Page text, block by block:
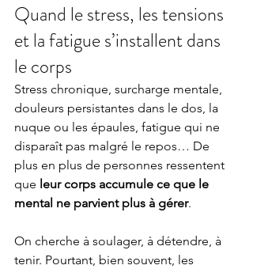
Quand le stress, les tensions
et la fatigue s’installent dans
le corps
Stress chronique, surcharge mentale,
douleurs persistantes dans le dos, la
nuque ou les épaules, fatigue qui ne
disparaît pas malgré le repos… De
plus en plus de personnes ressentent
que leur corps accumule ce que le
mental ne parvient plus à gérer.
On cherche à soulager, à détendre, à
tenir. Pourtant, bien souvent, les